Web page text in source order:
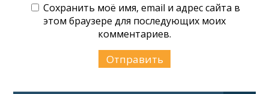
Сохранить моё имя, email и адрес сайта в
этом браузере для последующих моих
комментариев.